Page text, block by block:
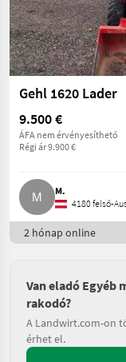
Gehl 1620 Lader
9.500 €
ÁFA nem érvényesíthető
Régi ár 9.900 €
M.
4180 felső-
2 hónap online
Van eladó Egyéb
rakodó?
A Landwirt.com-on
érhet el.